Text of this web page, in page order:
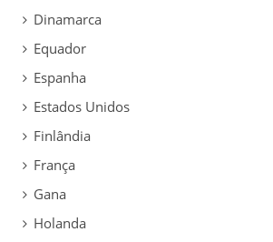
Dinamarca
Equador
Espanha
Estados Unidos
Finlândia
França
Gana
Holanda